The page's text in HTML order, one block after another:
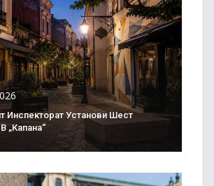
Инспекторат Установи Шест
„Капана“